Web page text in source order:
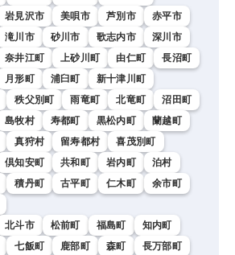
岩見沢市 美唄市 芦別市
赤平市
滝川市 砂川市 歌志内市
深川市
奈井江町 上砂川町 由仁町
長沼町
月形町 浦臼町
新十津川町
秩父別町 雨竜町 北竜町 沼田町
島牧村 寿都町 黒松内町
蘭越町
真狩村 留寿都村
喜茂別町
倶知安町 共和町 岩内町
泊村
積丹町 古平町 仁木町
余市町
北斗市 松前町 福島町
知内町
七飯町 鹿部町 森町 長万部町